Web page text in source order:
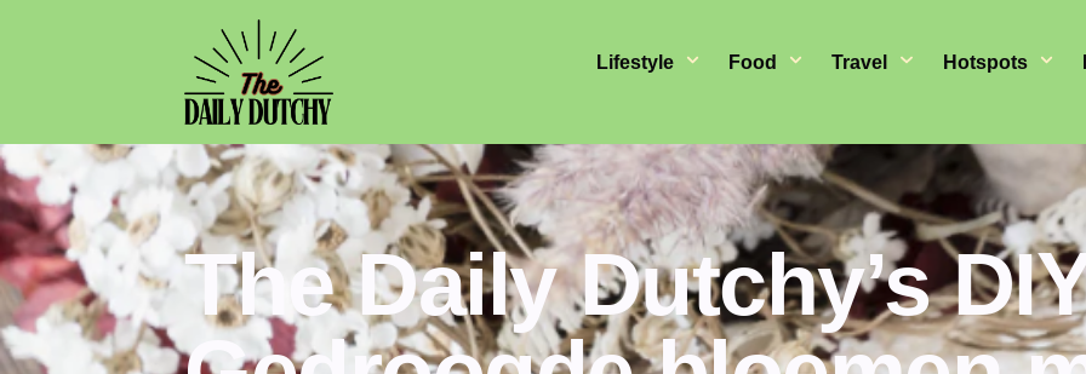
Lifestyle Food Travel Hotspots
The Daily Dutchy’s